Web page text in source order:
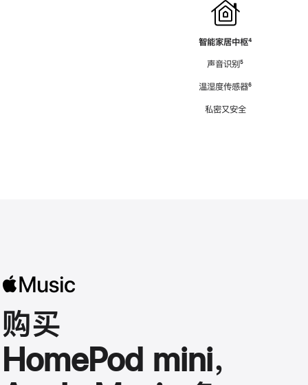
智能家居中枢脚
⁴
声音识别脚
⁵
温湿度传感器脚
⁶
私密又安全
购买
HomePod mini，